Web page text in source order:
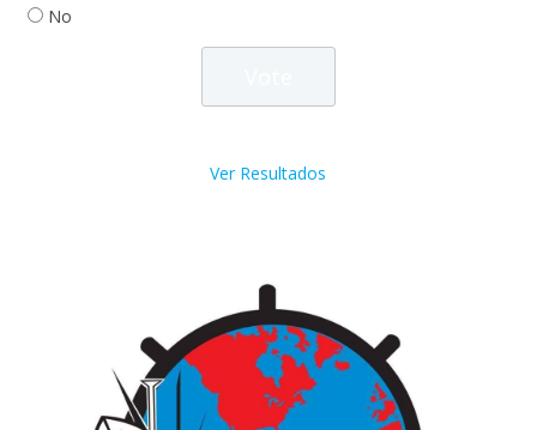
No
Ver Resultados